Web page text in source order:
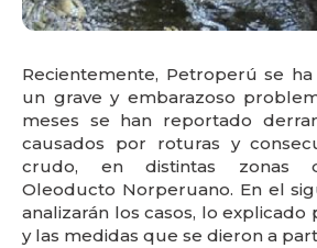
Recientemente, Petroperú se
un grave y embarazoso
meses se han reportado
causados por roturas y
crudo, en distintas zonas
Oleoducto Norperuano. En el
analizarán los casos, lo
y las medidas que se dieron a